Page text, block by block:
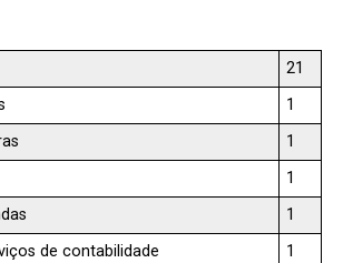
21
1
1
1
1
de contabilidade
1